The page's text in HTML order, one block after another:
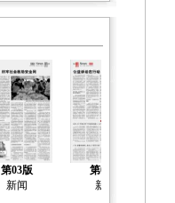
第03版
新闻
第04版
新闻